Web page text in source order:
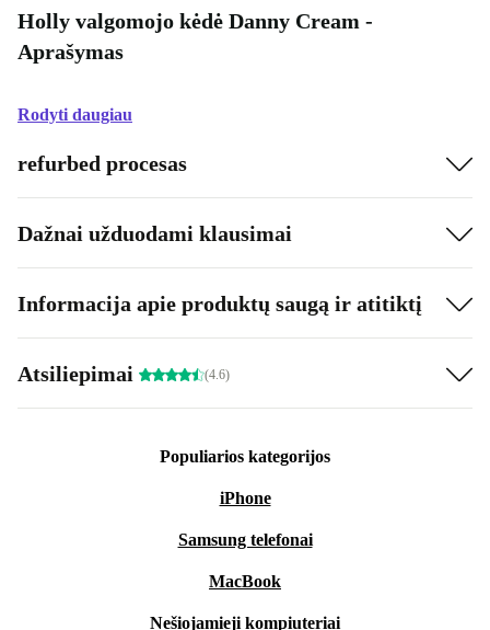
Holly valgomojo kėdė Danny Cream -
Aprašymas
Rodyti daugiau
refurbed procesas
Dažnai užduodami klausimai
Informacija apie produktų saugą ir atitiktį
Atsiliepimai (4.6)
Populiarios kategorijos
iPhone
Samsung telefonai
MacBook
Nešiojamieji kompiuteriai